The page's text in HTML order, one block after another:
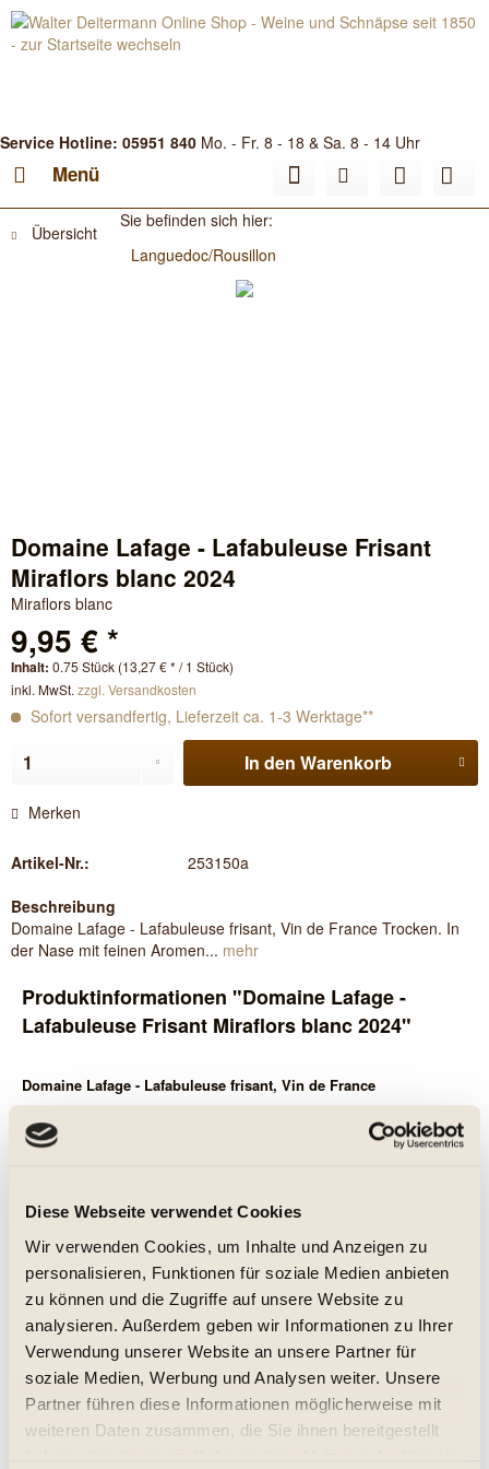
Diese Webseite verwendet Cookies
Wir verwenden Cookies, um Inhalte und Anzeigen zu
personalisieren, Funktionen für soziale Medien anbieten
zu können und die Zugriffe auf unsere Website zu
analysieren. Außerdem geben wir Informationen zu Ihrer
Verwendung unserer Website an unsere Partner für
soziale Medien, Werbung und Analysen weiter. Unsere
Partner führen diese Informationen möglicherweise mit
weiteren Daten zusammen, die Sie ihnen bereitgestellt
Service Hotline: 05951 840 Mo. - Fr. 8 - 18 & Sa. 8 - 14 Uhr
Menü
Übersicht
Sie befinden sich hier:
Languedoc/Rousillon
Domaine Lafage - Lafabuleuse Frisant
Miraflors blanc 2024
Miraflors blanc
9,95 € *
Inhalt: 0.75 Stück (13,27 € * / 1 Stück)
inkl. MwSt. zzgl. Versandkosten
Sofort versandfertig, Lieferzeit ca. 1-3 Werktage**
In den Warenkorb
Merken
Artikel-Nr.:
253150a
Beschreibung
Domaine Lafage - Lafabuleuse frisant, Vin de France Trocken. In
der Nase mit feinen Aromen... mehr
Produktinformationen "Domaine Lafage -
Lafabuleuse Frisant Miraflors blanc 2024"
Domaine Lafage - Lafabuleuse frisant, Vin de France
Trocken. In der Nase mit feinen Aromen von hellen sowie
exotischen Früchten. Am Gaumen lebhaft und fruchtig. Schön
Domaine Lafage für die Kreation ihrer opulenten und
authentischen Weine. Im Gebiet Perpignan Méditerranée
dominiert Kalkboden und die Trauben werden vom
vorherrschenden Nordwestwind (Tramontana) beeinflusst.
weiterlesen
Weiterführende Links zu "Domaine Lafage -
Lafabuleuse Frisant Miraflors blanc 2024"